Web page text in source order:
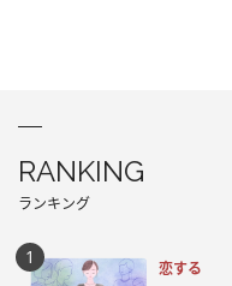
RANKING
ランキング
恋する